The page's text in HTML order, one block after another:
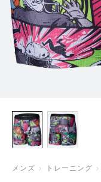
メンズ トレーニング